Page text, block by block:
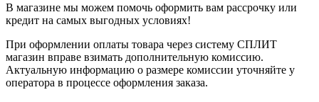
В магазине мы можем помочь оформить вам рассрочку или
кредит на самых выгодных условиях!
При оформлении оплаты товара через систему СПЛИТ
магазин вправе взимать дополнительную комиссию.
Актуальную информацию о размере комиссии уточняйте у
оператора в процессе оформления заказа.